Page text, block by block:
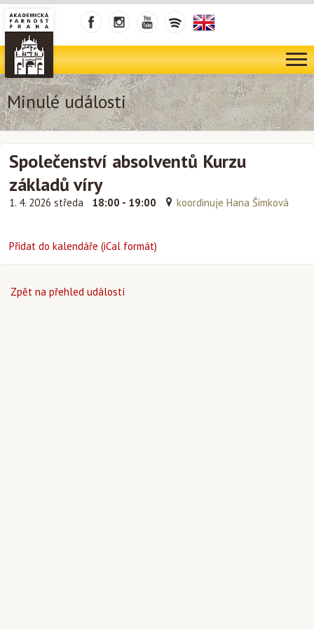
Minulé události
Společenství absolventů Kurzu
základů víry
1. 4. 2026 středa 18:00 - 19:00 koordinuje Hana Šimková
Přidat do kalendáře (iCal formát)
Zpět na přehled událostí